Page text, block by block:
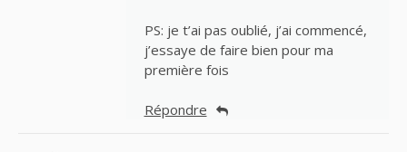
PS: je t’ai pas oublié, j’ai commencé,
j’essaye de faire bien pour ma
première fois
Répondre